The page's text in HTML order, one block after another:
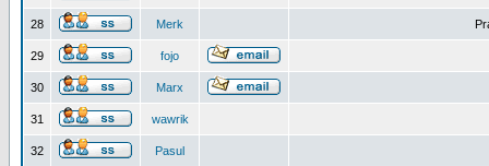
28 Merk
29 fojo
30 Marx
31 wawrik
32 Pasul